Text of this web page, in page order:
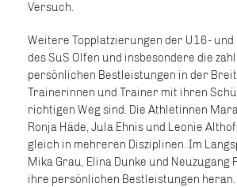
Versuch.
Weitere Topplatzierungen der U16- und
des SuS Olfen und insbesondere die
persönlichen Bestleistungen in der
Trainerinnen und Trainer mit ihren
richtigen Weg sind. Die Athletinnen
Ronja Häde, Jula Ehnis und Leonie
gleich in mehreren Disziplinen. Im
Mika Grau, Elina Dunke und Neuzugang
ihre persönlichen Bestleistungen